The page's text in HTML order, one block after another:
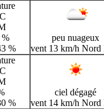
%
%
peu nuageux
vent 13 km/h Nord
%
ciel dégagé
vent 14 km/h Nord